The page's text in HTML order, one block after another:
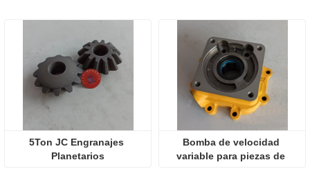
5Ton JC Engranajes
Planetarios
Bomba de velocidad
variable para piezas de